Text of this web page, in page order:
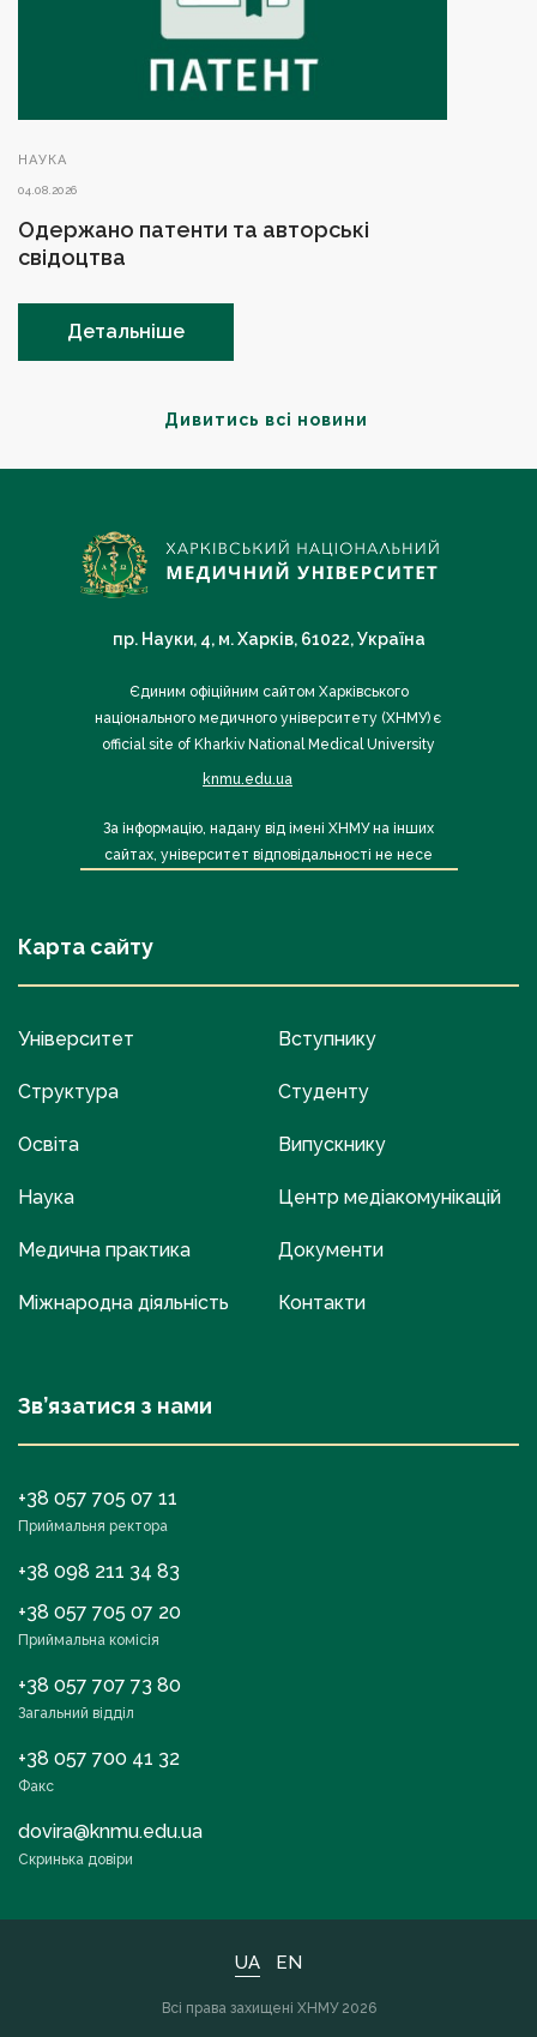
Дивитись всі новини
НАУКА
04.08.2026
Одержано патенти та авторські
свідоцтва
Детальніше
пр. Науки, 4, м. Харків, 61022, Україна
Єдиним офіційним сайтом Харківського
національного медичного університету (ХНМУ) є
official site of Kharkiv National Medical University
knmu.edu.ua
За інформацію, надану від імені ХНМУ на інших
сайтах, університет відповідальності не несе
Карта сайту
Університет
Структура
Освіта
Наука
Медична практика
Міжнародна діяльність
Вступнику
Студенту
Випускнику
Центр медіакомунікацій
Документи
Контакти
Зв’язатися з нами
+38 057 705 07 11
Приймальня ректора
+38 098 211 34 83
+38 057 705 07 20
Приймальна комісія
+38 057 707 73 80
Загальний відділ
+38 057 700 41 32
Факс
dovira@knmu.edu.ua
Скринька довіри
UA EN
Всі права захищені ХНМУ 2026